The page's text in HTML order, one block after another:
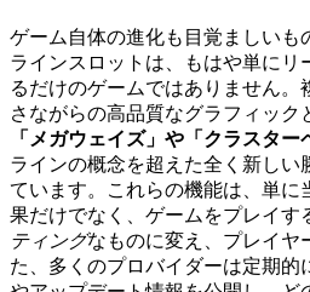
ゲーム自体の進化も目覚ましいも
ラインスロットは、もはや単にリ
るだけのゲームではありません
さながらの高品質なグラフィック
「メガウェイズ」や「クラスター
ラインの概念を超えた全く新しい
ています。これらの機能は、単に
果だけでなく、ゲームをプレイす
ティングなものに変え、プレイヤ
た、多くのプロバイダーは定期的